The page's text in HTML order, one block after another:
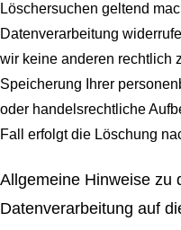
Löschersuchen geltend
Datenverarbeitung
wir keine anderen rechtlich
Speicherung Ihrer
oder handelsrechtliche
Fall erfolgt die Löschung
Allgemeine Hinweise zu
Datenverarbeitung auf